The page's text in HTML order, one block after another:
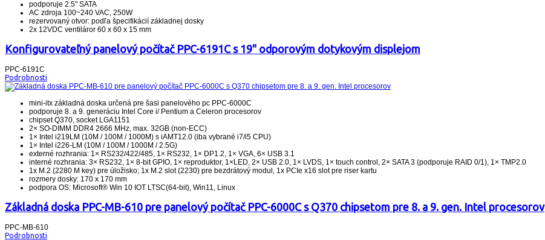
podporuje 2.5" SATA
AC zdroja 100~240 VAC, 250W
rezervovaný otvor: podľa špecifikácií základnej dosky
2x 12VDC ventiláror 60 x 60 x 15 mm
Konfigurovateľný panelový počítač PPC-6191C s 19" odporovým dotykovým displejom
PPC-6191C
Podrobnosti
mini-itx základná doska určená pre šasi panelového pc PPC-6000C
podporuje 8. a 9. generáciu Intel Core i/ Pentium a Celeron procesorov
chipset Q370, socket LGA1151
2× SO-DIMM DDR4 2666 MHz, max. 32GB (non-ECC)
1× Intel i219LM (10M / 100M / 1000M) s iAMT12.0 (iba vybrané i7/i5 CPU)
1× Intel i226-LM (10M / 100M / 1000M / 2.5G)
externé rozhrania: 1× RS232/422/485, 1× RS232, 1× DP1.2, 1× VGA, 6× USB 3.1
interné rozhrania: 3× RS232, 1× 8-bit GPIO, 1× reproduktor, 1×LED, 2× USB 2.0, 1× LVDS, 1× touch control, 2× SATA 3 (podporuje RAID 0/1), 1× TMP2.0
1x M.2 (2280 M key) pre úložisko; 1x M.2 slot (2230) pre bezdrátový modul, 1x PCIe x16 slot pre riser kartu
rozmery dosky: 170 x 170 mm
podpora OS: Microsoft® Win 10 IOT LTSC(64-bit), Win11, Linux
Základná doska PPC-MB-610 pre panelový počítač PPC-6000C s Q370 chipsetom pre 8. a 9. gen. Intel procesorov
PPC-MB-610
Podrobnosti